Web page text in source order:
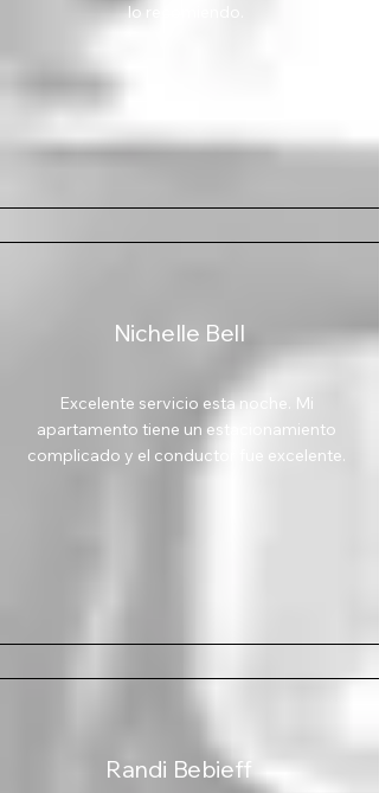
lo recomiendo.
Nichelle Bell
Excelente servicio esta noche. Mi
apartamento tiene un estacionamiento
complicado y el conductor fue excelente.
Randi Bebieff